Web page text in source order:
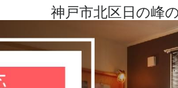
神戸市北区日の峰